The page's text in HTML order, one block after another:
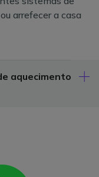
arrefecer a casa
aquecimento